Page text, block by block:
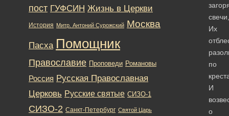
свечи,
Их
по
И
о
пост ГУФСИН Жизнь в Церкви
История Митр. Антоний Сурожский Москва
Пасха Помощник
Православие Проповеди Романовы
Россия Русская Православная
Церковь Русские святые СИЗО-1
СИЗО-2 Санкт-Петербург Святой Царь